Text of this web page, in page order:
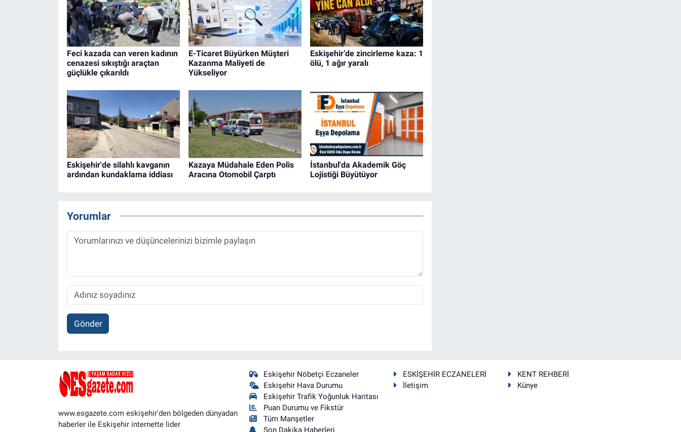
Feci kazada can veren kadının
cenazesi sıkıştığı araçtan
güçlükle çıkarıldı
E-Ticaret Büyürken Müşteri
Kazanma Maliyeti de
Yükseliyor
Eskişehir’de zincirleme kaza: 1
ölü, 1 ağır yaralı
Eskişehir'de silahlı kavganın
ardından kundaklama iddiası
Kazaya Müdahale Eden Polis
Aracına Otomobil Çarptı
İstanbul'da Akademik Göç
Lojistiği Büyütüyor
Yorumlar
Gönder
www.esgazete.com eskişehir'den bölgeden dünyadan
haberler ile Eskişehir internette lider
Eskişehir Nöbetçi Eczaneler
Eskişehir Hava Durumu
Eskişehir Trafik Yoğunluk Haritası
Puan Durumu ve Fikstür
Tüm Manşetler
Son Dakika Haberleri
ESKİŞEHİR ECZANELERİ
KENT REHBERİ
İletişim
Künye